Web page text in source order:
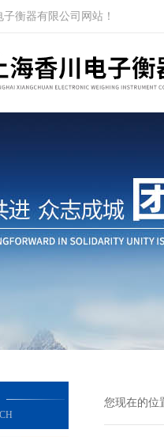
衡器有限公司网站！
您现在的位